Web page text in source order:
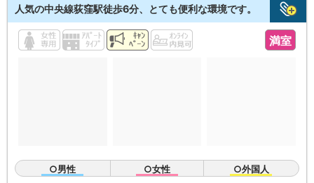
人気の中央線荻窪駅徒歩6分、とても便利な環境です。
満室
○男性 ○女性 ○外国人